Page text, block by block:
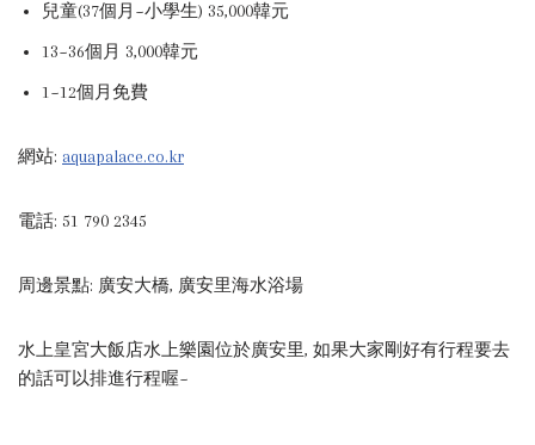
兒童(37個月~小學生) 35,000韓元
13~36個月 3,000韓元
1~12個月免費
網站: aquapalace.co.kr
電話: 51 790 2345
周邊景點: 廣安大橋, 廣安里海水浴場
水上皇宮大飯店水上樂園位於廣安里, 如果大家剛好有行程要去
的話可以排進行程喔~